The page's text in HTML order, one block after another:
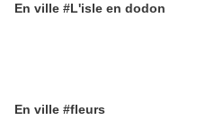
En ville #L'isle en dodon
En ville #fleurs